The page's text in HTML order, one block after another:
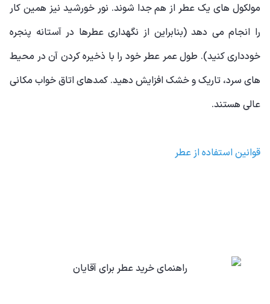
مولکول های یک عطر از هم جدا شوند. نور خورشید نیز همین کار
را انجام می دهد (بنابراین از نگهداری عطرها در آستانه پنجره
خودداری کنید). طول عمر عطر خود را با ذخیره کردن آن در محیط
های سرد، تاریک و خشک افزایش دهید. کمدهای اتاق خواب مکانی
عالی هستند.
قوانین استفاده از عطر